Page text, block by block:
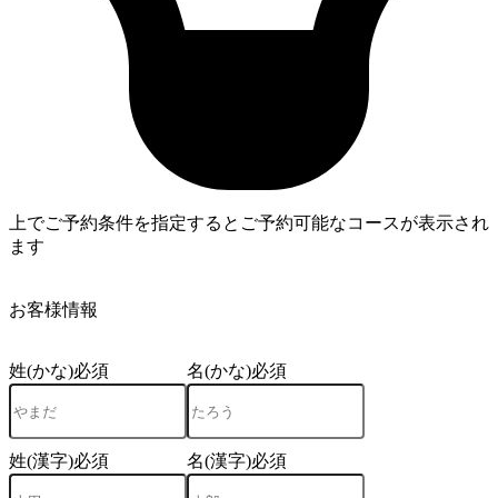
上でご予約条件を指定するとご予約可能なコースが表示され
ます
お客様情報
姓(かな)必須 名(かな)必須
姓(漢字)必須 名(漢字)必須